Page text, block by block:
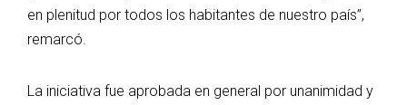
en plenitud por todos los habitantes de nuestro país”,
remarcó.
La iniciativa fue aprobada en general por unanimidad y